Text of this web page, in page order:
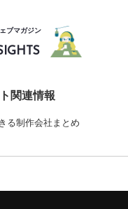
ブマガジン
関連情報
る制作会社まとめ